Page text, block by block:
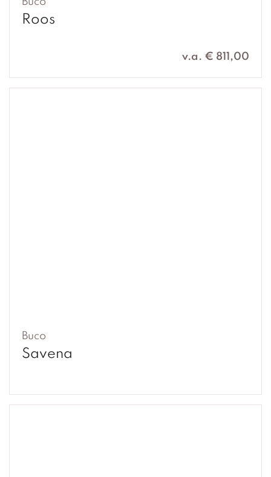
Roos
v.a. € 811,00
Buco
Savena